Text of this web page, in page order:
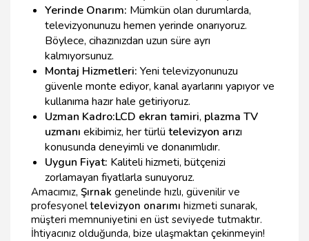
Yerinde Onarım: Mümkün olan durumlarda,
televizyonunuzu hemen yerinde onarıyoruz.
Böylece, cihazınızdan uzun süre ayrı
kalmıyorsunuz.
Montaj Hizmetleri: Yeni televizyonunuzu
güvenle monte ediyor, kanal ayarlarını yapıyor ve
kullanıma hazır hale getiriyoruz.
Uzman Kadro:LCD ekran tamiri, plazma TV
uzmanı ekibimiz, her türlü televizyon arızı
konusunda deneyimli ve donanımlıdır.
Uygun Fiyat: Kaliteli hizmeti, bütçenizi
zorlamayan fiyatlarla sunuyoruz.
Amacımız, Şırnak genelinde hızlı, güvenilir ve
profesyoneltelevizyon onarımı hizmeti sunarak,
müşteri memnuniyetini en üst seviyede tutmaktır.
İhtiyacınız olduğunda, bize ulaşmaktan çekinmeyin!